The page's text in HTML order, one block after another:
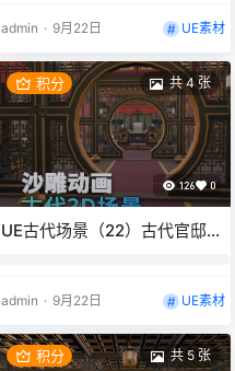
admin · 9月22日 UE素材
共 4 张
积分
126 0
UE古代场景（22）古代官邸古
admin · 9月22日 UE素材
共 5 张
积分